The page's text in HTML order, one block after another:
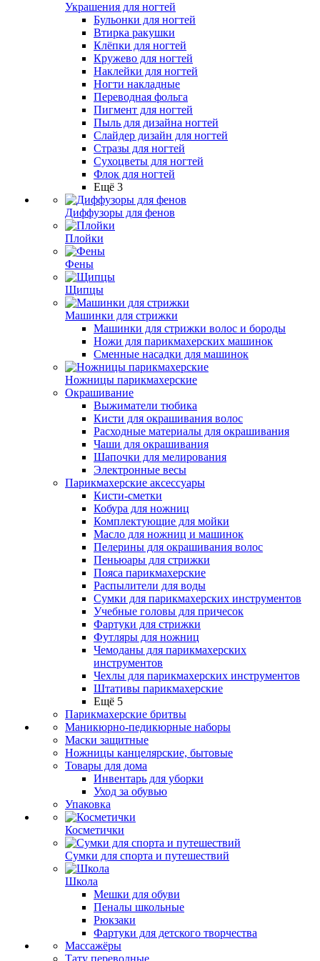
Украшения для ногтей
Бульонки для ногтей
Втирка ракушки
Клёпки для ногтей
Кружево для ногтей
Наклейки для ногтей
Ногти накладные
Переводная фольга
Пигмент для ногтей
Пыль для дизайна ногтей
Слайдер дизайн для ногтей
Стразы для ногтей
Сухоцветы для ногтей
Флок для ногтей
Ещё 3
Диффузоры для фенов
Плойки
Фены
Щипцы
Машинки для стрижки
Машинки для стрижки волос и бороды
Ножи для парикмахерских машинок
Сменные насадки для машинок
Ножницы парикмахерские
Окрашивание
Выжиматели тюбика
Кисти для окрашивания волос
Расходные материалы для окрашивания
Чаши для окрашивания
Шапочки для мелирования
Электронные весы
Парикмахерские аксессуары
Кисти-сметки
Кобура для ножниц
Комплектующие для мойки
Масло для ножниц и машинок
Пелерины для окрашивания волос
Пеньюары для стрижки
Пояса парикмахерские
Распылители для воды
Сумки для парикмахерских инструментов
Учебные головы для причесок
Фартуки для стрижки
Футляры для ножниц
Чемоданы для парикмахерских
инструментов
Чехлы для парикмахерских инструментов
Штативы парикмахерские
Ещё 5
Парикмахерские бритвы
Маникюрно-педикюрные наборы
Маски защитные
Ножницы канцелярские, бытовые
Товары для дома
Инвентарь для уборки
Уход за обувью
Упаковка
Косметички
Сумки для спорта и путешествий
Школа
Мешки для обуви
Пеналы школьные
Рюкзаки
Фартуки для детского творчества
Массажёры
Тату переводные